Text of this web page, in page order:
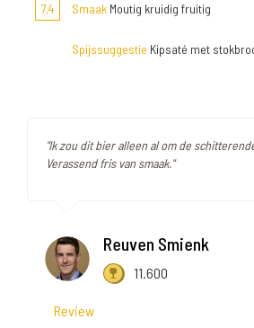
7,4 Smaak Moutig kruidig fruitig
Spijssuggestie Kipsaté met
"Ik zou dit bier alleen al om de
Verassend fris van smaak."
Reuven Smienk
11.600
Review